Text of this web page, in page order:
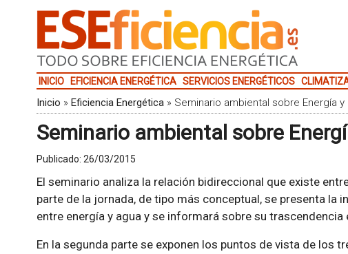
INICIO EFICIENCIA ENERGÉTICA SERVICIOS ENERGÉTICOS
Inicio » Eficiencia Energética» Seminario ambiental sobre Energía y
Seminario ambiental sobre
Publicado: 26/03/2015
El seminario analiza la relación bidireccional que existe
parte de la jornada, de tipo más conceptual, se presenta la
entre energía y agua y se informará sobre su trascendencia
En la segunda parte se exponen los puntos de vista de los